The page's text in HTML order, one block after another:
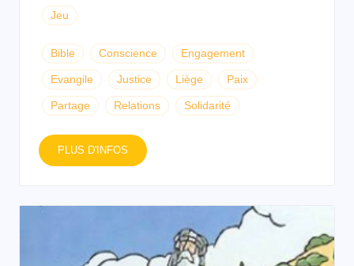
Jeu
Bible Conscience Engagement
Evangile Justice Liège Paix
Partage Relations Solidarité
PLUS D'INFOS